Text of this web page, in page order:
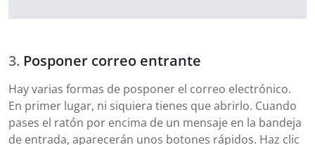
Posponer correo entrante
Hay varias formas de posponer el correo electrónico.
En primer lugar, ni siquiera tienes que abrirlo. Cuando
pases el ratón por encima de un mensaje en la bandeja
de entrada, aparecerán unos botones rápidos. Haz clic